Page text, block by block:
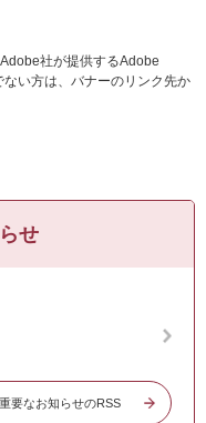
社が提供するAdobe
い方は、バナーのリンク先か
せ
重要なお知らせのRSS